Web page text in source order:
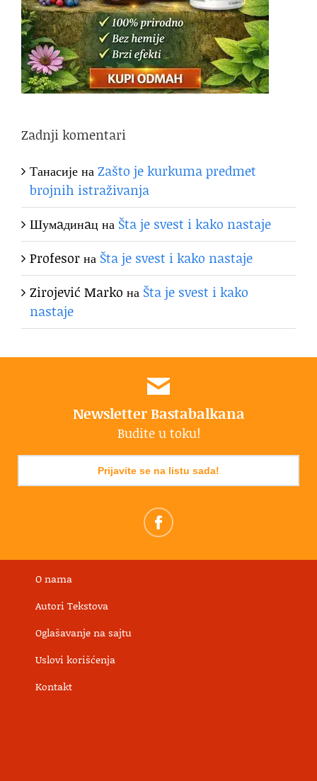
Zadnji komentari
ТанасијенаZašto je kurkuma predmet
brojnih istraživanja
Шумaдинaцна Šta je svest i kako nastaje
Profesorна Šta je svest i kako nastaje
Zirojević Marko на Šta je svest i kako
nastaje
Newsletter Bastabalkana
Budite u toku!
Prijavite se na listu sada!
O nama
Autori Tekstova
Oglašavanje na sajtu
Uslovi korišćenja
Kontakt